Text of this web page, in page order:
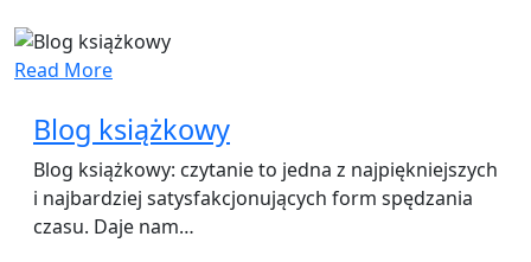
Read More
Blog książkowy
Blog książkowy: czytanie to jedna z najpiękniejszych
i najbardziej satysfakcjonujących form spędzania
czasu. Daje nam…